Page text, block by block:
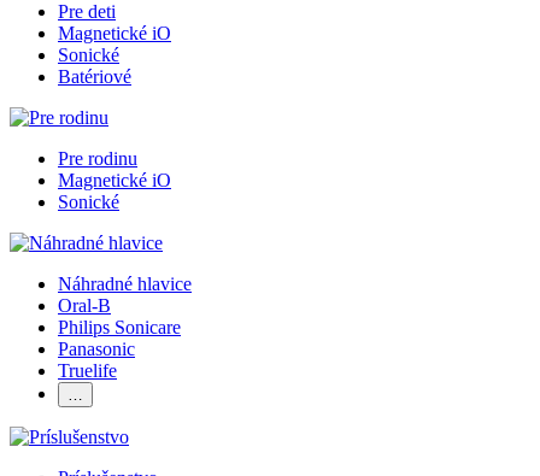
Pre deti
Magnetické iO
Sonické
Batériové
Pre rodinu
Magnetické iO
Sonické
Náhradné hlavice
Oral-B
Philips Sonicare
Panasonic
Truelife
…